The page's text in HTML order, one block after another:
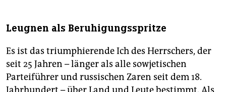
Leugnen als Beruhigungsspritze
Es ist das triumphierende Ich des Herrschers, der
seit 25 Jahren – länger als alle sowjetischen
Parteiführer und russischen Zaren seit dem 18.